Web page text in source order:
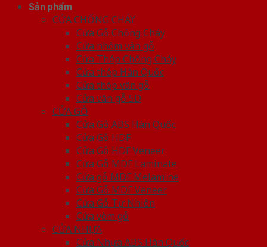
Sản phẩm
CỬA CHỐNG CHÁY
Cửa Gỗ Chống Cháy
Cửa nhôm vân gỗ
Cửa Thép Chống Cháy
Cửa thép Hàn Quốc
Cửa thép vân gỗ
Cửa vân gỗ 5D
CỬA GỖ
Cửa Gỗ ABS Hàn Quốc
Cửa Gỗ HDF
Cửa Gỗ HDF Veneer
Cửa Gỗ MDF Laminate
Cửa gỗ MDF Melamine
Cửa Gỗ MDF Veneer
Cửa Gỗ Tự Nhiên
Cửa vòm gỗ
CỬA NHỰA
Cửa Nhựa ABS Hàn Quốc